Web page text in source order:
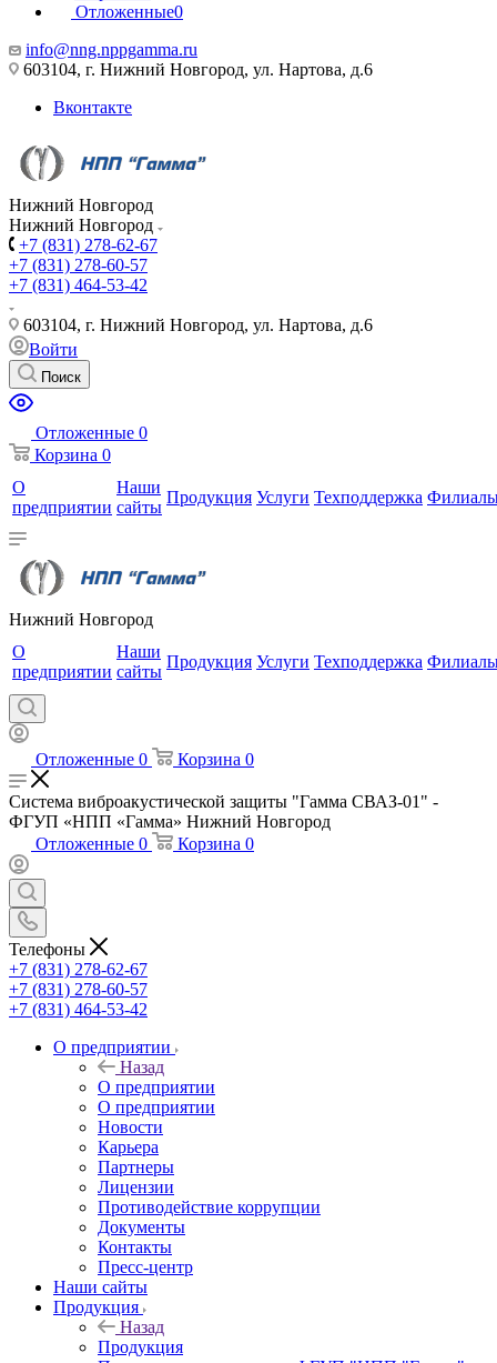
Отложенные0
info@nng.nppgamma.ru
603104, г. Нижний Новгород, ул. Нартова, д.6
Вконтакте
Нижний Новгород
Нижний Новгород
+7 (831) 278-62-67
+7 (831) 278-60-57
+7 (831) 464-53-42
603104, г. Нижний Новгород, ул. Нартова, д.6
Войти
Поиск
Отложенные 0
Корзина 0
О
предприятии
Наши
сайты
Продукция Услуги Техподдержка
Нижний Новгород
О
предприятии
Наши
сайты
Продукция Услуги Техподдержка
Отложенные 0 Корзина 0
Система виброакустической защиты "Гамма СВАЗ-01" -
ФГУП «НПП «Гамма» Нижний Новгород
Отложенные 0 Корзина 0
Телефоны
+7 (831) 278-62-67
+7 (831) 278-60-57
+7 (831) 464-53-42
О предприятии
Назад
О предприятии
О предприятии
Новости
Карьера
Партнеры
Лицензии
Противодействие коррупции
Документы
Контакты
Пресс-центр
Наши сайты
Продукция
Назад
Продукция